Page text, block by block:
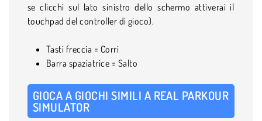
se clicchi sul lato sinistro dello schermo attiverai il
touchpad del controller di gioco).
Tasti freccia = Corri
Barra spaziatrice = Salto
GIOCA A GIOCHI SIMILI A REAL PARKOUR
SIMULATOR